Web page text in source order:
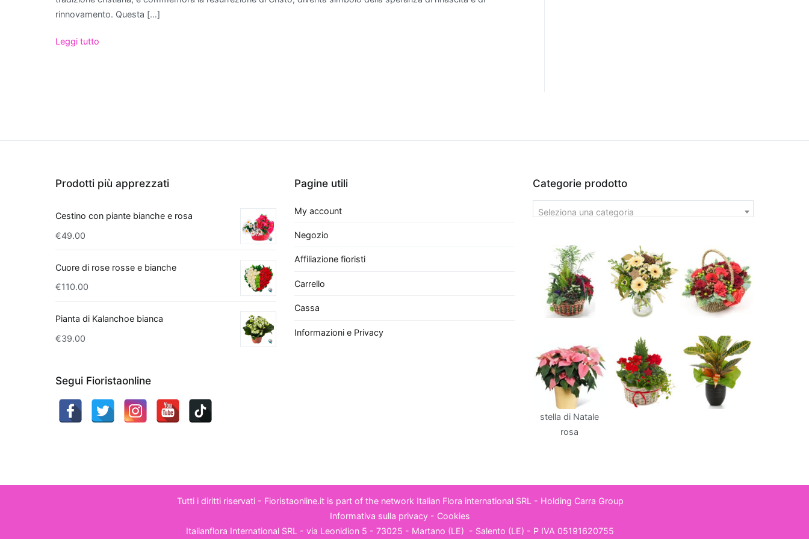
rinnovamento. Questa […]
Leggi tutto
Prodotti più apprezzati
Cestino con piante bianche e rosa
€49.00
Cuore di rose rosse e bianche
€110.00
Pianta di Kalanchoe bianca
€39.00
Segui Fioristaonline
Pagine utili
My account
Negozio
Affiliazione fioristi
Carrello
Cassa
Informazioni e Privacy
Categorie prodotto
Seleziona una categoria
stella di Natale
rosa
Tutti i diritti riservati - Fioristaonline.it is part of the network Italian Flora international SRL - Holding Carra Group
Informativa sulla privacy - Cookies
Italianflora International SRL - via Leonidion 5 - 73025 - Martano (LE) - Salento (LE) - P IVA 05191620755
purificano l'aria non solo migliorano esteticamente gli spazi abitativi, ma
comunemente nota come Lingua di Suocera.
tossine
come formaldeide, benzene e tricloroetilene, rendendola
un'ottima scelta per qualsiasi ambiente domestico.
spazi con il suo fogliame rigoglioso, ma aiuta anche a
ambientali comuni. Inoltre, loSpatifillo
per la sua efficacia nel rimuovere
prodotti per la pulizia della casa. Questa pianta richiede poca luce e
produce fiori bianchi eleganti, aggiungendo un elemento decorativo oltre
alla sua funzione depurativa. Infine, non possiamo dimenticare il
come formaldeide e xilene. Scegliere una di queste piante non solo
contribuirà a purificare l'aria dell'appartamento offrendo benefici per la